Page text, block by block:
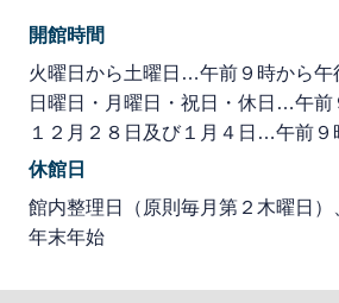
開館時間
火曜日から土曜日…午前９時から午
日曜日・月曜日・祝日・休日…午前
１２月２８日及び１月４日…午前９
休館日
館内整理日（原則毎月第２木曜日）
年末年始